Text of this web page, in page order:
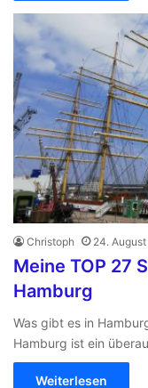
Christoph 24. August
Meine TOP 27
Hamburg
Was gibt es in
Hamburg ist ein
Weiterlesen